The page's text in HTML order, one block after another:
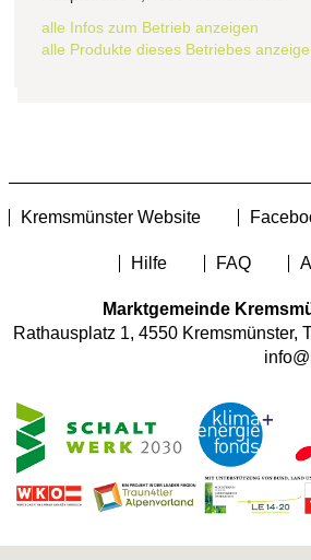
alle Infos zum Betrieb anzeigen
alle Produkte dieses Betriebes
Kremsmünster Website
Hilfe FAQ
Marktgemeinde
Rathausplatz 1, 4550 Kremsmünster,